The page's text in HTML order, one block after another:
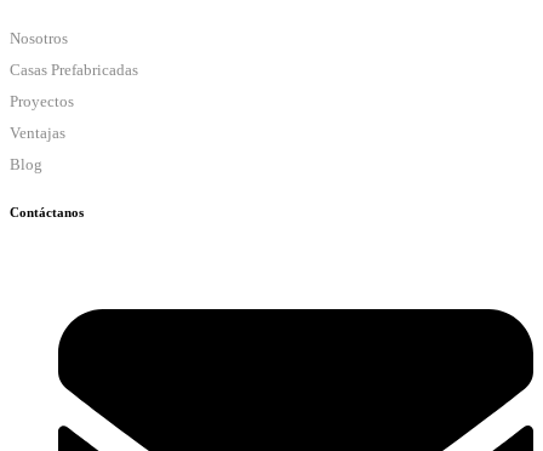
Nosotros
Casas Prefabricadas
Proyectos
Ventajas
Blog
Contáctanos